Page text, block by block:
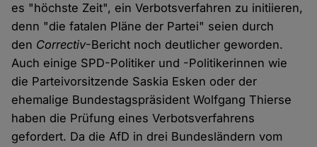
es "höchste Zeit", ein Verbotsverfahren zu initiieren,
denn "die fatalen Pläne der Partei" seien durch
den Correctiv-Bericht noch deutlicher geworden.
Auch einige SPD-Politiker und -Politikerinnen wie
die Parteivorsitzende Saskia Esken oder der
ehemalige Bundestagspräsident Wolfgang Thierse
haben die Prüfung eines Verbotsverfahrens
gefordert. Da die AfD in drei Bundesländern vom